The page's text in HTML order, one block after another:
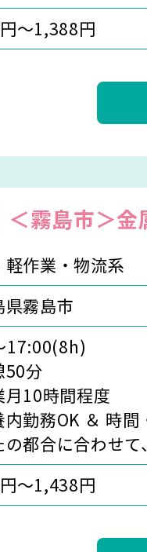
～1,388円
＜霧島市＞
軽作業・物流系
県霧島市
17:00(8h)
分
10時間程度
勤務OK ＆ 時間
の都合に合わせ
～1,438円